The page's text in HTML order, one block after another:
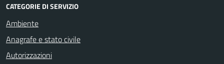
CATEGORIE DI SERVIZIO
Ambiente
Anagrafe e stato civile
Autorizzazioni